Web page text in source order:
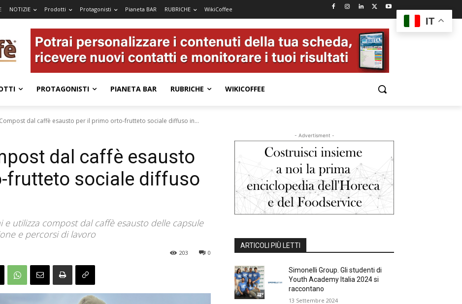
NOTIZIE Prodotti Protagonisti Pianeta BAR RUBRICHE WikiCoffee
PROTAGONISTI PIANETA BAR RUBRICHE WIKICOFFEE
dal caffè esausto per il primo orto-frutteto sociale diffuso in...
dal caffè esausto
frutteto sociale diffuso
utilizza compost dal caffè esausto delle capsule
e percorsi di lavoro
0
203
- Advertisment -
ARTICOLI PIÙ LETTI
Simonelli Group. Gli studenti di
Youth Academy Italia 2024 si
raccontano
13 Settembre 2024
IT